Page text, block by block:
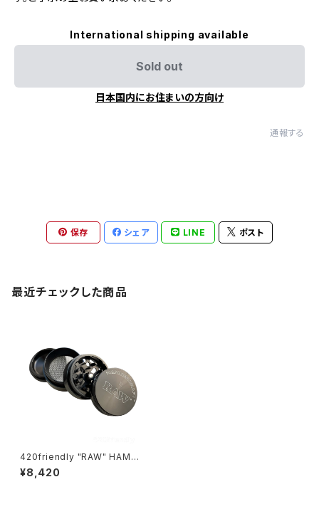
International shipping available
Sold out
日本国内にお住まいの方向け
通報する
保存 シェア LINE ポスト
最近チェックした商品
420friendly "RAW" HAMME
RCRAFT 4 PIECE GRINDER
/ ハンマークラフト 4ピース グラ
¥8,420